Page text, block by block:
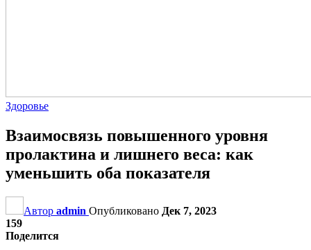
Здоровье
Взаимосвязь повышенного уровня
пролактина и лишнего веса: как
уменьшить оба показателя
Автор admin Опубликовано Дек 7, 2023
159
Поделится